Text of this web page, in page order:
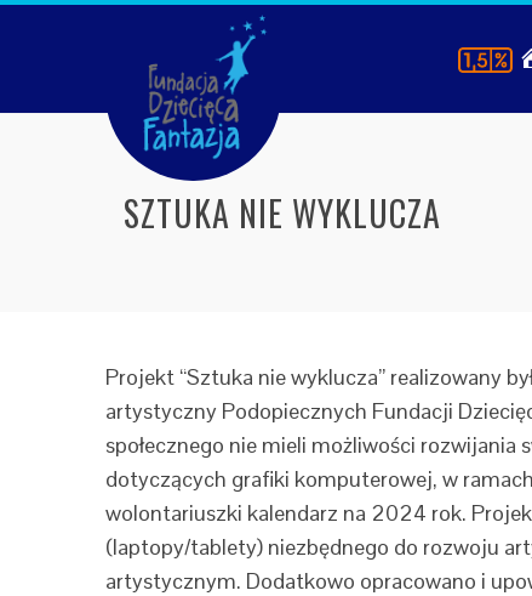
SZTUKA NIE WYKLUCZA
Projekt “Sztuka nie wyklucza” realizowany
artystyczny Podopiecznych Fundacji
społecznego nie mieli możliwości
dotyczących grafiki komputerowej, w
wolontariuszki kalendarz na 2024 rok.
(laptopy/tablety) niezbędnego do rozwoju
artystycznym. Dodatkowo opracowano i